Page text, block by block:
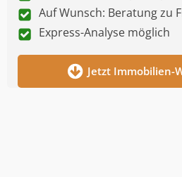
Auf Wunsch: Beratung zu
Express-Analyse möglich
Jetzt Immobilien-